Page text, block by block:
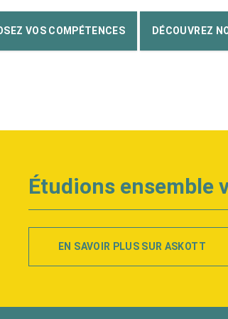
VOS COMPÉTENCES DÉCOUVREZ
Étudions ensemble
EN SAVOIR PLUS SUR ASKOTT